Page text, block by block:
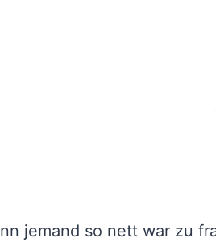
jemand so nett war zu